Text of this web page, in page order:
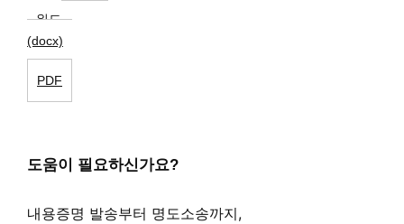
워드
(docx)
PDF
도움이 필요하신가요?
내용증명 발송부터 명도소송까지,